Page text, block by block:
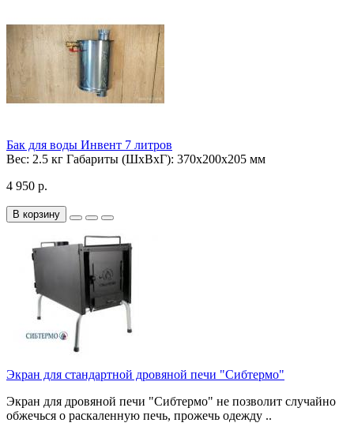
Бак для воды Инвент 7 литров
Вес: 2.5 кг Габариты (ШхВхГ): 370х200х205 мм
4 950 р.
В корзину
Экран для стандартной дровяной печи "Сибтермо"
Экран для дровяной печи "Сибтермо" не позволит случайно
обжечься о раскаленную печь, прожечь одежду ..